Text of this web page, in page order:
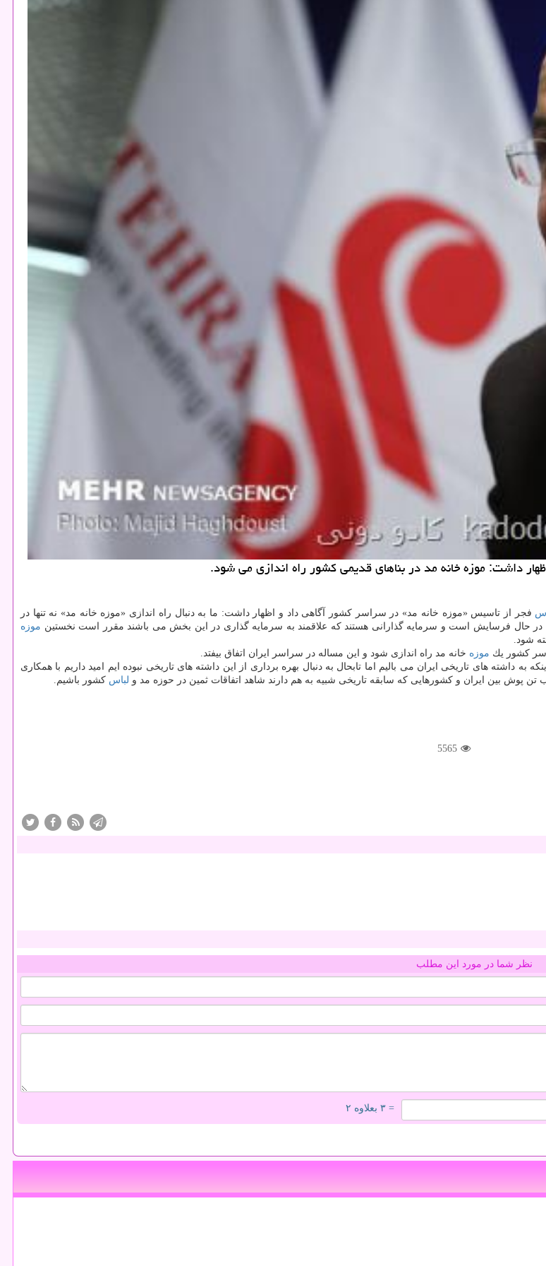
داشت: موزه خانه مد در بناهای قدیمی كشور راه اندازی می شود.
فجر از تاسیس «موزه خانه مد» در سراسر كشور آگاهی داد و اظهار داشت: ما به دنبال راه اندازی «موزه خانه مد» نه تنها در
در حال فرسایش است و سرمایه گذارانی هستند كه علاقمند به سرمایه گذاری در این بخش می باشند مقرر است نخستین موزه
شود.
كشور یك موزه خانه مد راه اندازی شود و این مساله در سراسر ایران اتفاق بیفتد.
به داشته های تاریخی ایران می بالیم اما تابحال به دنبال بهره برداری از این داشته های تاریخی نبوده ایم امید داریم با همكاری
تن پوش بین ایران و كشورهایی كه سابقه تاریخی شبیه به هم دارند شاهد اتفاقات ثمین در حوزه مد و لباس كشور باشیم.
5565
نظر شما در مورد این مطلب
= ۳ بعلاوه ۲